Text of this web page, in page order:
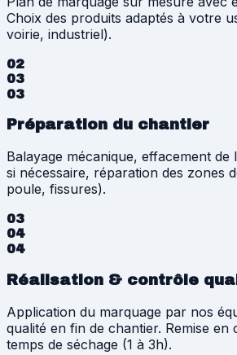
Choix des produits adaptés à votre
voirie, industriel).
02
03
03
Préparation du chantier
Balayage mécanique, effacement de
si nécessaire, réparation des zones
poule, fissures).
03
04
04
Réalisation & contrôle
Application du marquage par nos
qualité en fin de chantier. Remise en
temps de séchage (1 à 3h).